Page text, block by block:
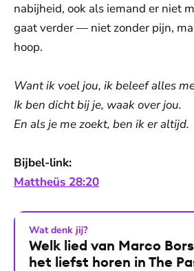
nabijheid, ook als iemand er niet
gaat verder — niet zonder pijn,
hoop.
Want ik voel jou, ik beleef alles
Ik ben dicht bij je, waak over jou.
En als je me zoekt, ben ik er altijd.
Bijbel-link:
Mattheüs 28:20
Wat denk jij?
Welk lied van Marco
het liefst horen in The